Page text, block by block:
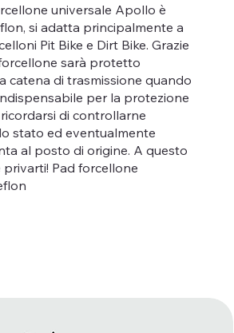
universale Apollo è
si adatta principalmente a
Pit Bike e Dirt Bike. Grazie
sarà protetto
catena di trasmissione quando
per la protezione
di controllarne
stato ed eventualmente
al posto di origine. A questo
Pad forcellone